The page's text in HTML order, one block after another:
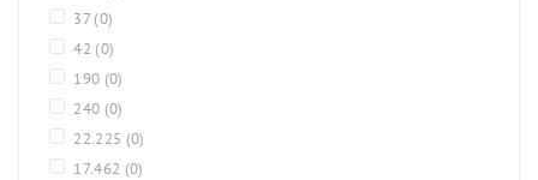
37 (0)
42 (0)
190 (0)
240 (0)
22.225 (0)
17.462 (0)